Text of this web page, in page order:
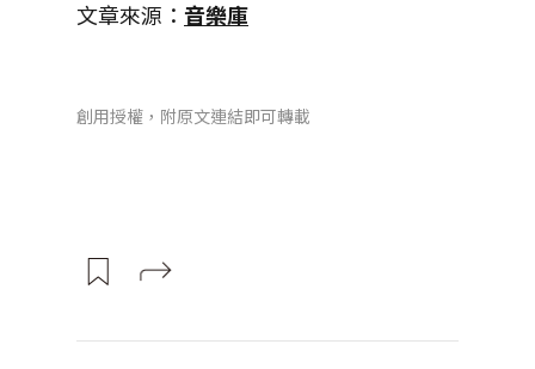
文章來源： 音樂庫
創用授權，附原文連結即可轉載